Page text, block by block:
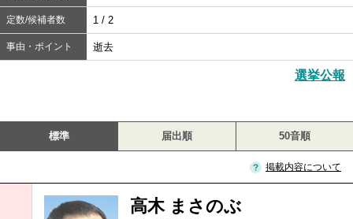
定数/候補者数 1 / 2
事由・ポイント 逝去
選挙公報
標準 届出順 50音順
掲載内容について
高木 まさのぶ